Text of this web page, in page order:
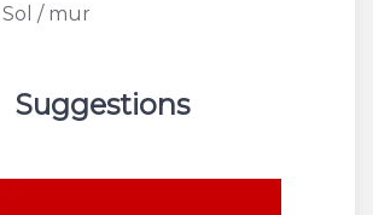
Sol / mur
Suggestions